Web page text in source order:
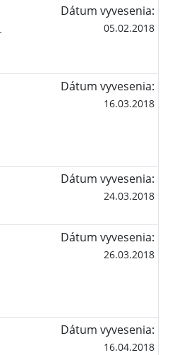
Dátum vyvesenia:
05.02.2018
Dátum vyvesenia:
16.03.2018
Dátum vyvesenia:
24.03.2018
Dátum vyvesenia:
26.03.2018
Dátum vyvesenia:
16.04.2018